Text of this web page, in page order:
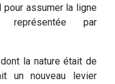
pour assumer la ligne
représentée par
la nature était de
un nouveau levier